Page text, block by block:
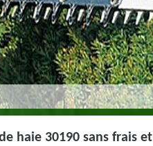
haie 30190 sans frais